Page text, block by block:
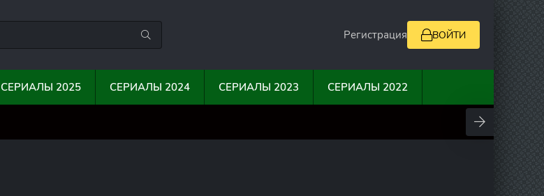
Регистрация ВОЙТИ
СЕРИАЛЫ 2025 СЕРИАЛЫ 2024 СЕРИАЛЫ 2023 СЕРИАЛЫ 2022
0